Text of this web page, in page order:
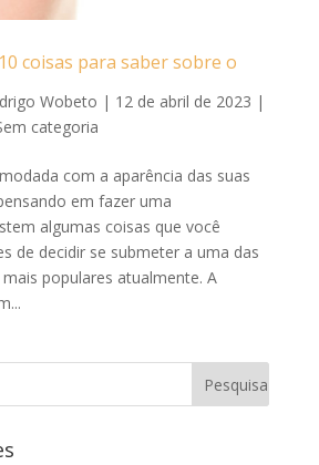
coisas para saber sobre o
Wobeto | 12 de abril de 2023 |
categoria
com a aparência das suas
em fazer uma
algumas coisas que você
de decidir se submeter a uma das
populares atualmente. A